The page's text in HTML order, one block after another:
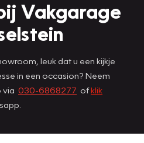
Vakgarage
leuk dat u een kijkje
in een occasion? Neem
via 030-6868277 ofklik